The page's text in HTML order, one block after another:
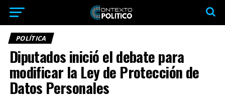
POLÍTICA
Diputados inició el debate para
modificar la Ley de Protección de
Datos Personales